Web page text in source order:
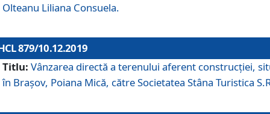
Olteanu Liliana Consuela.
879/10.12.2019
Titlu: Vânzarea directă a terenului aferent construcției,
în Brașov, Poiana Mică, către Societatea Stâna Turistica